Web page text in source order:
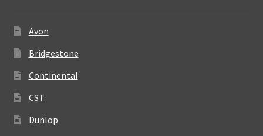
Avon
Bridgestone
Continental
CST
Dunlop